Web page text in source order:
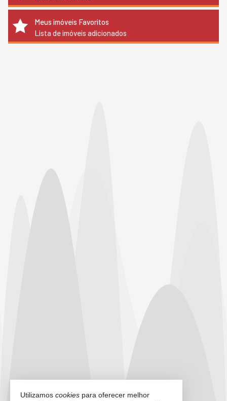
Meus imóveis Favoritos
Lista de imóveis adicionados
Utilizamos cookies para oferecer melhor